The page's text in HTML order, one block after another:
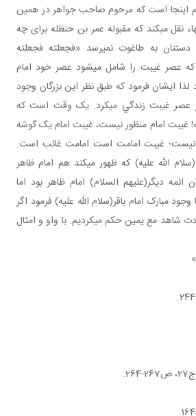
اينجا است که مرحوم صاحب جواهر در همين
نقل مي کند که مقبوله عمر بن حنظله برای چه
به طاغوت نمي رسد «فجعلته فجعلته
که عصر غيبت را شامل مي شود عصر خود امام
ايشان فرمود که طبق نظر اين بزرگان وجود
عصر غيبت زندگي مي کرد. يک وقت است که
غيبت امام منظور نيست، غيبت امام يک گوشه
غيبت امامت است امامت غائب است.
الله عليه) که ظهور مي کند هم امام ظاهر
ديگر(عليهم السلام) امام ظاهر بود اما
مبارک امام باقر(سلام الله عليه) فرمود اگر
شاهد مع يمين حکم مي کرديم. با واو و امثال